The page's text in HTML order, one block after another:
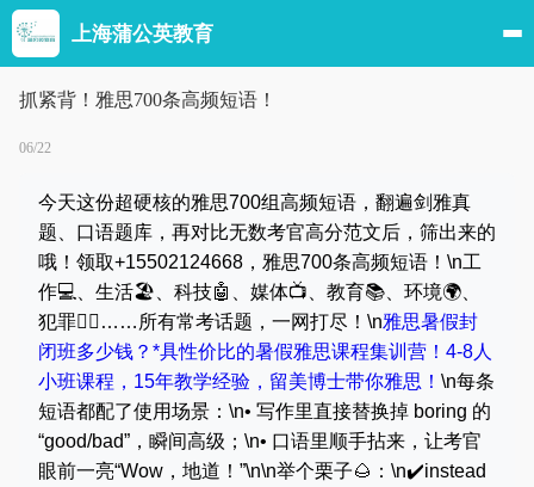
上海蒲公英教育
抓紧背！雅思700条高频短语！
06/22
今天这份超硬核的雅思700组高频短语，翻遍剑雅真
题、口语题库，再对比无数考官高分范文后，筛出来的
哦！领取+15502124668，雅思700条高频短语！\n工
作💻、生活🏖️、科技🤖、媒体📺、教育📚、环境🌍、
犯罪👮‍♂️……所有常考话题，一网打尽！\n雅思暑假封
闭班多少钱？*具性价比的暑假雅思课程集训营！4-8人
小班课程，15年教学经验，留美博士带你雅思！ \n每条
短语都配了使用场景：\n• 写作里直接替换掉 boring 的
“good/bad”，瞬间高级；\n• 口语里顺手拈来，让考官
眼前一亮“Wow，地道！”\n\n举个栗子🌰：\n✔️instead